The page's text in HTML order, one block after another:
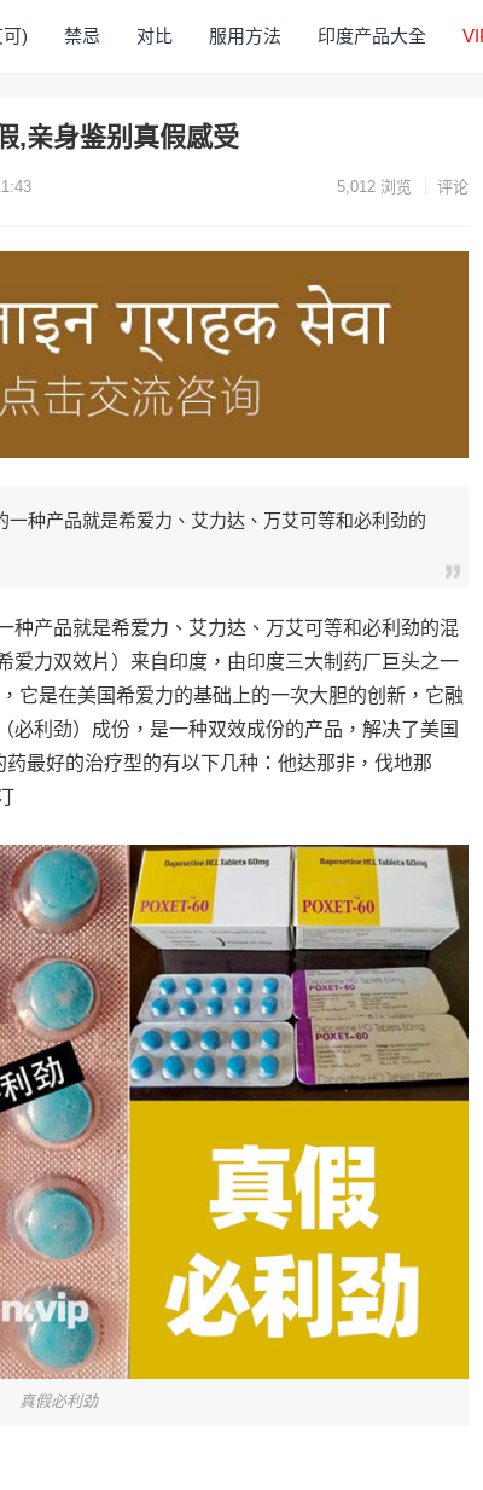
) 禁忌 对比 服用方法 印度产品大全
,亲身鉴别真假感受
5,012 浏览 评论
一种产品就是希爱力、艾力达、万艾可等和必利劲的
种产品就是希爱力、艾力达、万艾可等和必利劲的混
爱力双效片）来自印度，由印度三大制药厂巨头之一
它是在美国希爱力的基础上的一次大胆的创新，它融
必利劲）成份，是一种双效成份的产品，解决了美国
最好的治疗型的有以下几种：他达那非，伐地那
真假必利劲